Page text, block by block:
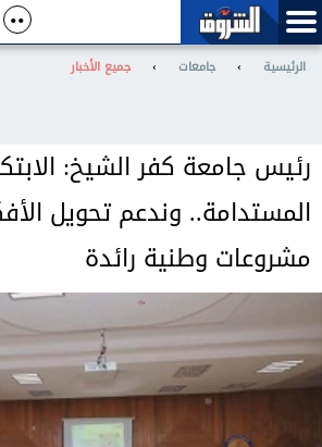
الرئيسية › جامعات › جميع الأخبار
رئيس جامعة كفر الشيخ:
المستدامة.. وندعم تحويل
مشروعات وطنية رائدة